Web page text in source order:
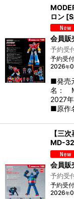
ロン [
会員販
予約受
予約受
2026年
■発売
名：
2027
■原作
【三
MD-
会員販
予約受
予約受
2026年